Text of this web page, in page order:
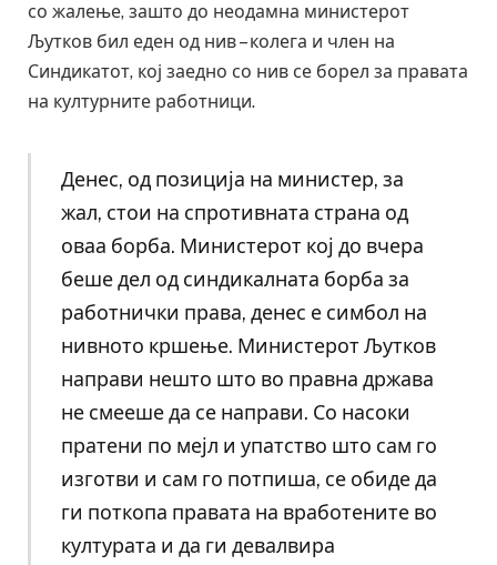
со жалење, зашто до неодамна министерот
Љутков бил еден од нив – колега и член на
Синдикатот, кој заедно со нив се борел за правата
на културните работници.
Денес, од позиција на министер, за
жал, стои на спротивната страна од
оваа борба. Министерот кој до вчера
беше дел од синдикалната борба за
работнички права, денес е симбол на
нивното кршење. Министерот Љутков
направи нешто што во правна држава
не смееше да се направи. Со насоки
пратени по мејл и упатство што сам го
изготви и сам го потпиша, се обиде да
ги поткопа правата на вработените во
културата и да ги девалвира